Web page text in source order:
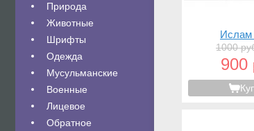
Природа
Животные
Шрифты
Одежда
Мусульманские
Военные
Лицевое
Обратное
Ислам
1000
900